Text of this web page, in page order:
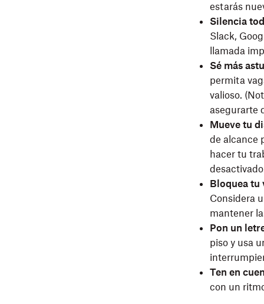
estarás
Silencia
Slack,
llamada
Sé más
permita
valioso.
asegurarte
Mueve tu
de alcance
hacer tu
Bloquea tu
Considera
mantener
Pon un
piso y usa
Ten en
con un